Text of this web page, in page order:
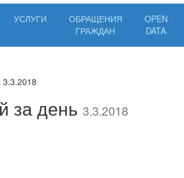
УСЛУГИ
ОБРАЩЕНИЯ
ГРАЖДАН
OPEN
DATA
3.3.2018
за день 3.3.2018